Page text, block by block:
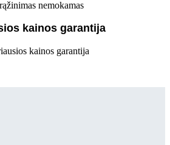
kainos garantija